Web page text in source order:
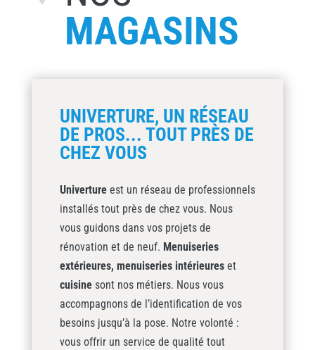
MAGASINS
UNIVERTURE, UN RÉSEAU
DE PROS... TOUT PRÈS DE
CHEZ VOUS
Univertureest un réseau de professionnels
installés tout près de chez vous. Nous
vous guidons dans vos projets de
rénovation et de neuf. Menuiseries
extérieures, menuiseries intérieureset
cuisinesont nos métiers. Nous vous
accompagnons de l’identification de vos
besoins jusqu’à la pose. Notre volonté :
vous offrir un service de qualité tout